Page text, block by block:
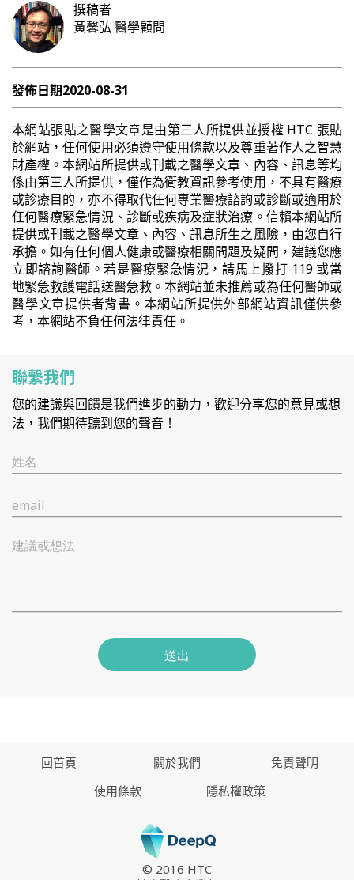
撰稿者
黃馨弘 醫學顧問
發佈日期2020-08-31
本網站張貼之醫學文章是由第三人所提供並授權 HTC 張貼
於網站，任何使用必須遵守使用條款以及尊重著作人之智慧
財產權。本網站所提供或刊載之醫學文章、內容、訊息等均
係由第三人所提供，僅作為衛教資訊參考使用，不具有醫療
或診療目的，亦不得取代任何專業醫療諮詢或診斷或適用於
任何醫療緊急情況、診斷或疾病及症狀治療。信賴本網站所
提供或刊載之醫學文章、內容、訊息所生之風險，由您自行
承擔。如有任何個人健康或醫療相關問題及疑問，建議您應
立即諮詢醫師。若是醫療緊急情況，請馬上撥打 119 或當
地緊急救護電話送醫急救。本網站並未推薦或為任何醫師或
醫學文章提供者背書。本網站所提供外部網站資訊僅供參
考，本網站不負任何法律責任。
聯繫我們
您的建議與回饋是我們進步的動力，歡迎分享您的意見或想
法，我們期待聽到您的聲音！
姓名
email
建議或想法
送出
回首頁 關於我們
免責聲明
使用條款
隱私權政策
© 2016 HTC